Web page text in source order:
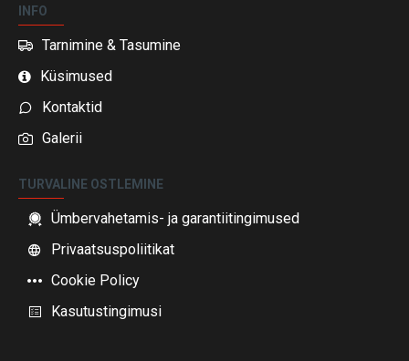
INFO
Tarnimine & Tasumine
Küsimused
Kontaktid
Galerii
TURVALINE OSTLEMINE
Ümbervahetamis- ja garantiitingimused
Privaatsuspoliitikat
Cookie Policy
Kasutustingimusi